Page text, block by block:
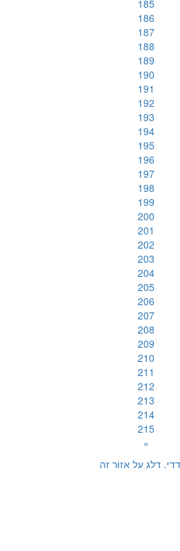
185
186
187
188
189
190
191
192
193
194
195
196
197
198
199
200
201
202
203
204
205
206
207
208
209
210
211
212
213
214
215
»
דלג על אזור זה